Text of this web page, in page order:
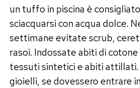
un tuffo in piscina è
sciacquarsi con acqua dolce.
settimane evitate scrub,
rasoi. Indossate abiti di
tessuti sintetici e abiti
gioielli, se dovessero entrare